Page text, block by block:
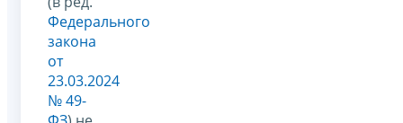
Федерального
закона
от
23.03.2024
№ 49-